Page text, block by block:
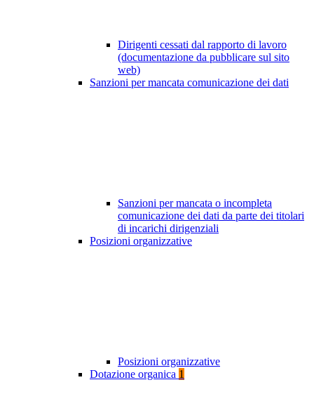
Dirigenti cessati dal rapporto di lavoro
(documentazione da pubblicare sul sito
web)
Sanzioni per mancata comunicazione dei dati
Sanzioni per mancata o incompleta
comunicazione dei dati da parte dei titolari
di incarichi dirigenziali
Posizioni organizzative
Posizioni organizzative
Dotazione organica 1